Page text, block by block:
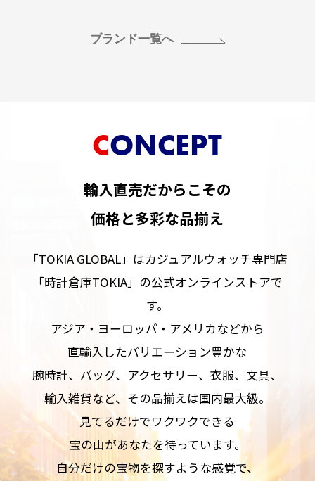
ブランド一覧へ
CONCEPT
輸入直売だからこその
価格と多彩な品揃え
「TOKIA GLOBAL」はカジュアルウォッチ専門店
「時計倉庫TOKIA」の公式オンラインストアで
す。
アジア・ヨーロッパ・アメリカなどから
直輸入したバリエーション豊かな
腕時計、バッグ、アクセサリー、衣服、文具、
輸入雑貨など、その品揃えは国内最大級。
見てるだけでワクワクできる
宝の山があなたを待っています。
自分だけの宝物を探すような感覚で、